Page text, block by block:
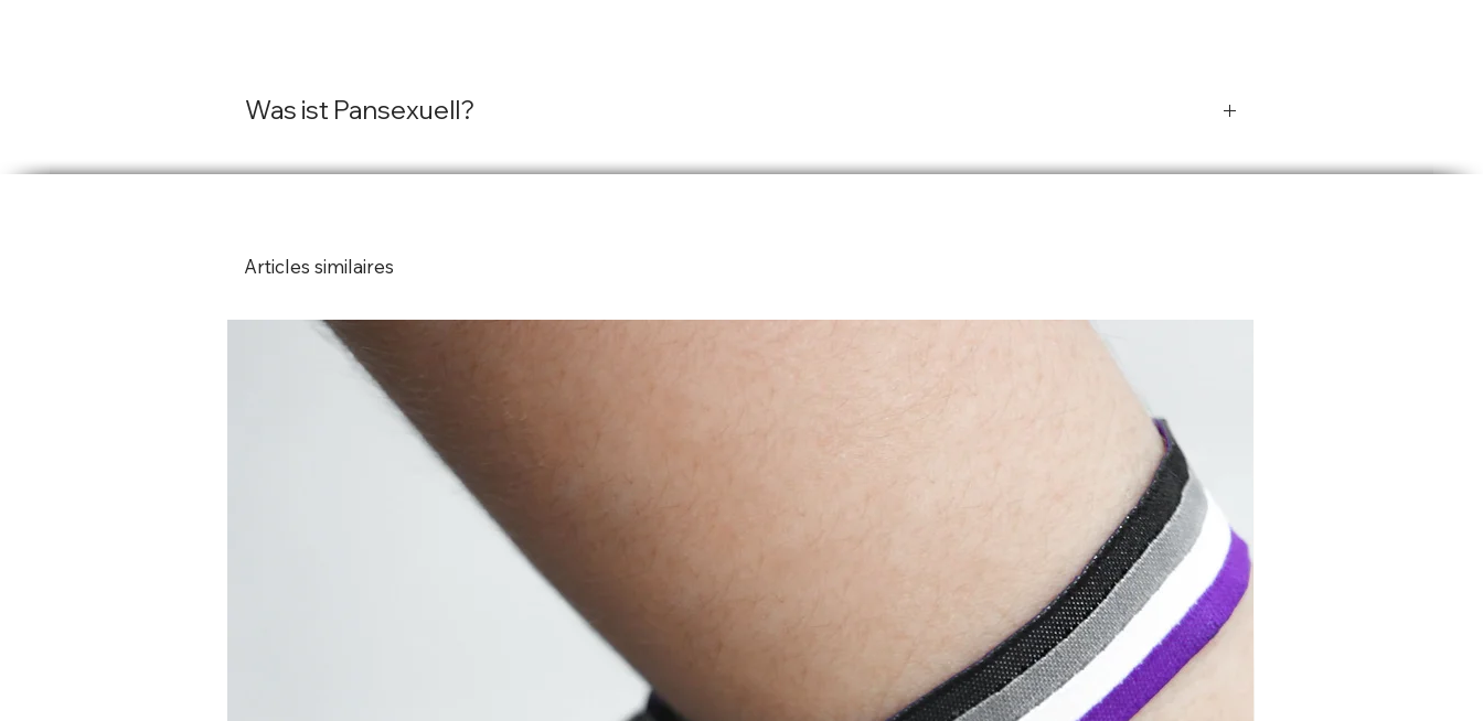
Dieses Armband steht für die
Akzeptanz und Sichtbarkeit von
pansexuellen Menschen und ihrer
Liebe, die keine Grenzen kennt.
Zeige deine Liebe ohne Grenzen.
Bestelle jetzt unser Pansexuell
Pridearmband und werde Teil der
Bewegung für eine Welt voller
bedingungsloser Liebe.
Was ist Pansexuell?
Articles similaires